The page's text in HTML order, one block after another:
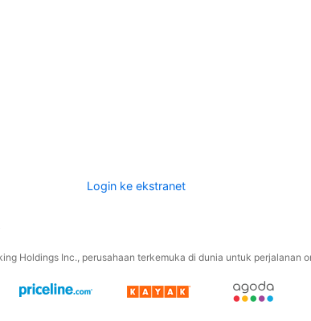
Login ke ekstranet
Holdings Inc., perusahaan terkemuka di dunia untuk perjalanan